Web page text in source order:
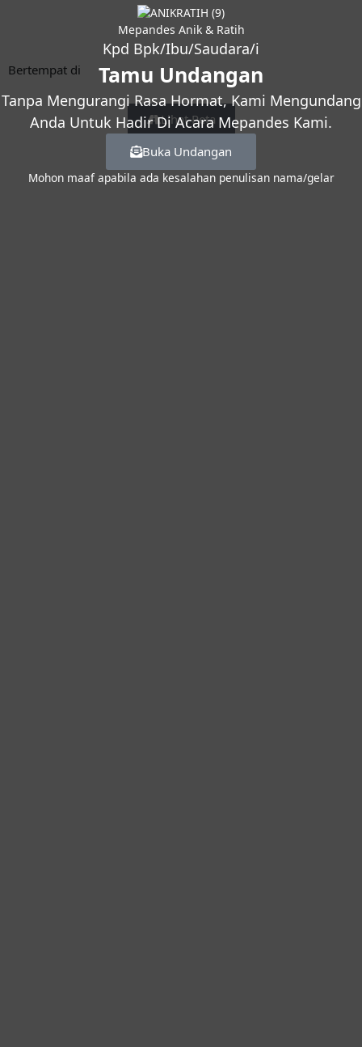
Bertempat di
Lihat Peta
Mepandes Anik & Ratih
Kpd Bpk/Ibu/Saudara/i
Tamu Undangan
Tanpa Mengurangi Rasa Hormat, Kami Mengundang
Anda Untuk Hadir Di Acara Mepandes Kami.
Buka Undangan
Mohon maaf apabila ada kesalahan penulisan nama/gelar